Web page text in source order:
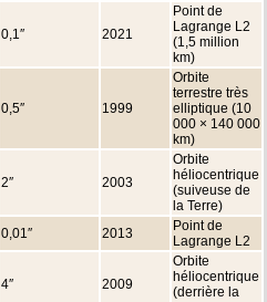
0,1″ 2021
Point de
Lagrange L2
(1,5 million
km)
0,5″ 1999
Orbite
terrestre très
elliptique (10
000 × 140 000
km)
2″ 2003
Orbite
héliocentrique
(suiveuse de
la Terre)
0,01″ 2013
Point de
Lagrange L2
4″ 2009
Orbite
héliocentrique
(derrière la